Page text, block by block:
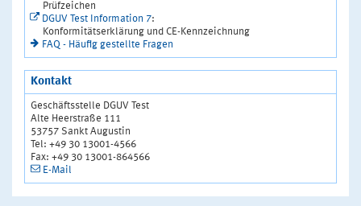
Prüfzeichen
DGUV Test Information 7:
Konformitätserklärung und CE-Kennzeichnung
FAQ - Häufig gestellte Fragen
Kontakt
Geschäftsstelle DGUV Test
Alte Heerstraße 111
53757 Sankt Augustin
Tel: +49 30 13001-4566
Fax: +49 30 13001-864566
E-Mail